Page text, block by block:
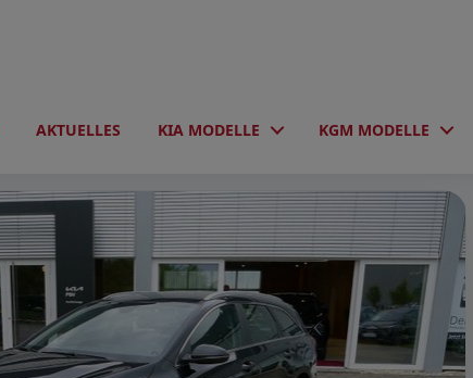
AKTUELLES KIA MODELLE KGM MODELLE